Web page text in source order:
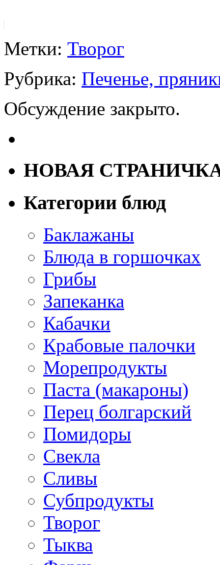
Метки: Творог
Рубрика: Печенье,
Обсуждение закрыто.
НОВАЯ
Категории блюд
Баклажаны
Блюда в горшочках
Грибы
Запеканка
Кабачки
Крабовые палочки
Морепродукты
Паста (макароны)
Перец болгарский
Помидоры
Свекла
Сливы
Субпродукты
Творог
Тыква